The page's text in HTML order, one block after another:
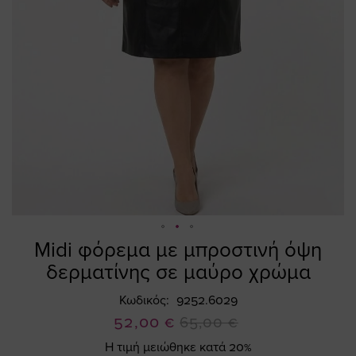
Midi φόρεμα με μπροστινή όψη
δερματίνης σε μαύρο χρώμα
Κωδικός 9252.6029
Ειδική
Τιμή
52,00 € 65,00 €
Η τιμή μειώθηκε κατά 20%